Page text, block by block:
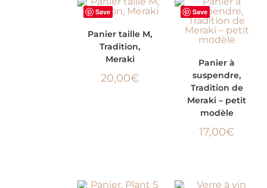
Save
PANIER
Panier taille M,
Tradition,
Meraki
20,00€
Save
PANIER
Panier à
suspendre,
Tradition de
Meraki – petit
modèle
17,00€